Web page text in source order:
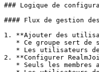
### Logique de
#### Flux de gestion
1. **Ajouter des
2. **Configurer